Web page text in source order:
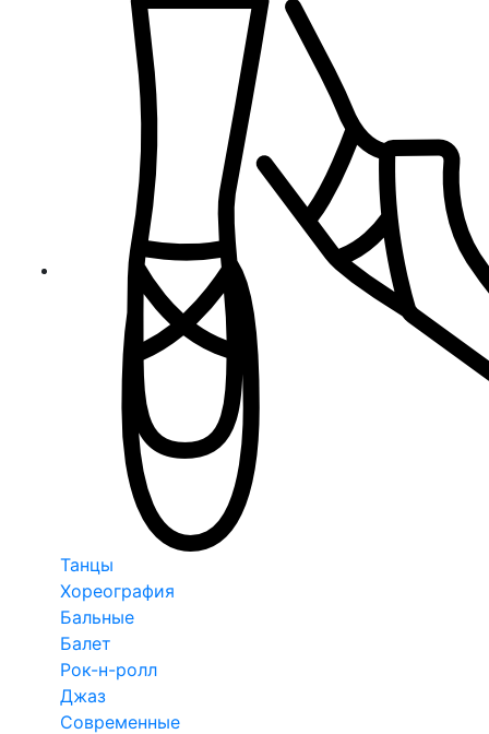
Танцы
Хореография
Бальные
Балет
Рок-н-ролл
Джаз
Современные